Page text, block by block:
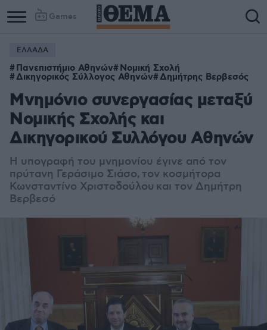
Games
ΕΛΛΑΔΑ
Πανεπιστήμιο Αθηνών Νομική Σχολή
Δικηγορικός Σύλλογος Αθηνών Δημήτρης Βερβεσός
Μνημόνιο συνεργασίας μεταξύ
Νομικής Σχολής και
Δικηγορικού Συλλόγου Αθηνών
Η υπογραφή του μνημονίου έγινε από τον
πρύτανη Γεράσιμο Σιάσο, τον κοσμήτορα
Κωνσταντίνο Χριστοδούλου και τον Δημήτρη
Βερβεσό